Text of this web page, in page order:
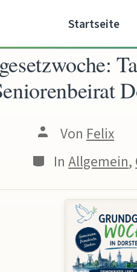
Startseite
Beitragsautor
Von Felix
Kategorien
InAllgemein,